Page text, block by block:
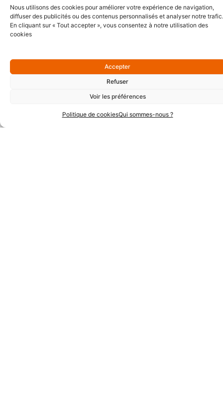
Nous utilisons des cookies pour améliorer votre expérience de navigation,
diffuser des publicités ou des contenus personnalisés et analyser notre trafic.
En cliquant sur « Tout accepter », vous consentez à notre utilisation des
cookies
Accepter
Refuser
Voir les préférences
Politique de cookiesQui sommes-nous ?